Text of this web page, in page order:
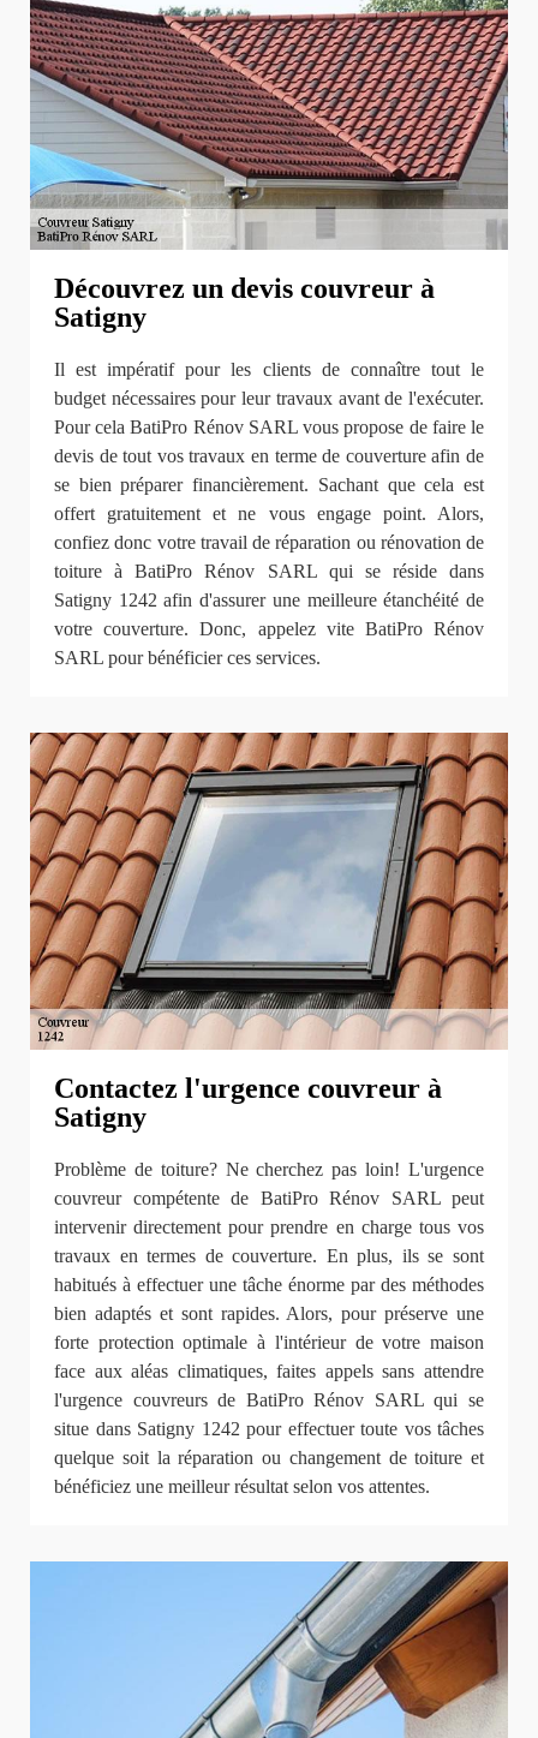
Découvrez un devis couvreur à
Satigny
Il est impératif pour les clients de connaître tout le
budget nécessaires pour leur travaux avant de l'exécuter.
Pour cela BatiPro Rénov SARL vous propose de faire le
devis de tout vos travaux en terme de couverture afin de
se bien préparer financièrement. Sachant que cela est
offert gratuitement et ne vous engage point. Alors,
confiez donc votre travail de réparation ou rénovation de
toiture à BatiPro Rénov SARL qui se réside dans
Satigny 1242 afin d'assurer une meilleure étanchéité de
votre couverture. Donc, appelez vite BatiPro Rénov
SARL pour bénéficier ces services.
Contactez l'urgence couvreur à
Satigny
Problème de toiture? Ne cherchez pas loin! L'urgence
couvreur compétente de BatiPro Rénov SARL peut
intervenir directement pour prendre en charge tous vos
travaux en termes de couverture. En plus, ils se sont
habitués à effectuer une tâche énorme par des méthodes
bien adaptés et sont rapides. Alors, pour préserve une
forte protection optimale à l'intérieur de votre maison
face aux aléas climatiques, faites appels sans attendre
l'urgence couvreurs de BatiPro Rénov SARL qui se
situe dans Satigny 1242 pour effectuer toute vos tâches
quelque soit la réparation ou changement de toiture et
bénéficiez une meilleur résultat selon vos attentes.